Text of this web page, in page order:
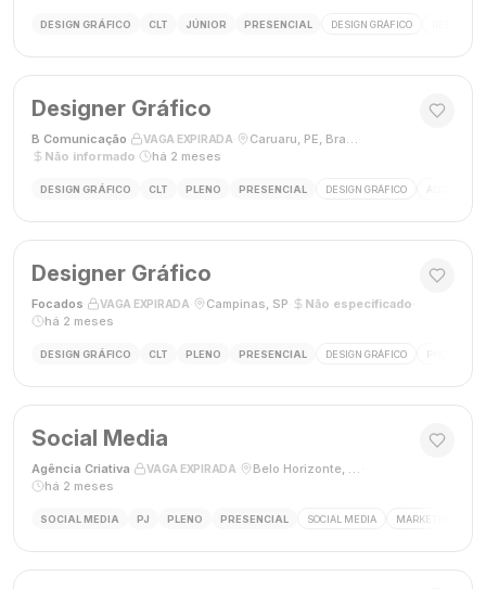
DESIGN GRÁFICO CLT JÚNIOR PRESENCIAL DESIGN GRÁFICO
Designer Gráfico
B Comunicação VAGA EXPIRADA Caruaru, PE, Brasil
Não informado
há 2 meses
DESIGN GRÁFICO CLT PLENO PRESENCIAL DESIGN GRÁFICO ADOBE
Designer Gráfico
Focados VAGA EXPIRADA Campinas, SP Não especificado
há 2 meses
DESIGN GRÁFICO CLT PLENO PRESENCIAL DESIGN GRÁFICO PHOTOSHOP
Social Media
Agência Criativa VAGA EXPIRADA Belo Horizonte, Brasil
há 2 meses
SOCIAL MEDIA PJ PLENO PRESENCIAL SOCIAL MEDIA MARKETING